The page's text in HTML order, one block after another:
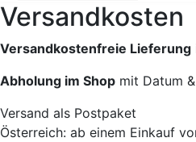
Versandkosten
Versandkostenfreie Lieferung
Abholung im Shop mit Datum
Versand als Postpaket
Österreich: ab einem Einkauf